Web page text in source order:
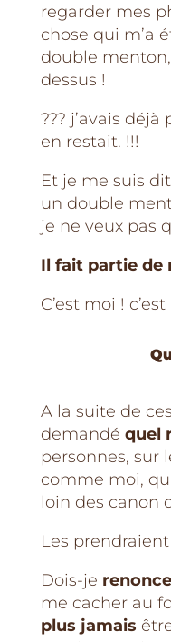
regarder mes
chose qui m’a
double
dessus !
??? j’avais
en restait. !!!
Et je me suis
un double
je ne veux pas
Il fait partie de
C’est moi ! c’est
A la suite de
demandé quel
personnes, sur
comme moi,
loin des canon
Les
Dois-je
me cacher au
plus jamais